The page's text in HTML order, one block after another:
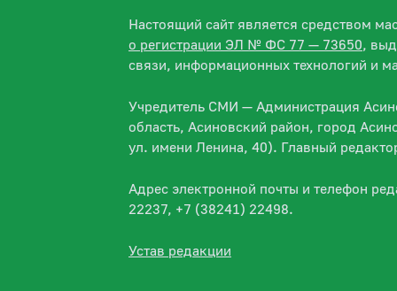
Настоящий сайт является средством
о регистрации ЭЛ № ФС 77 — 73650,
связи, информационных технологий и
Учредитель СМИ — Администрация
область, Асиновский район, город
ул. имени Ленина, 40). Главный
Адрес электронной почты и телефон
22237, +7 (38241) 22498.
Устав редакции